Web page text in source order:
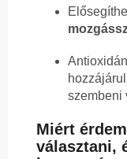
szembeni
Miért
választani,